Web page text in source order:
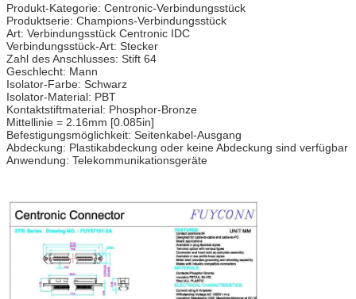
Produkt-Kategorie: Centronic-Verbindungsstück
Produktserie: Champions-Verbindungsstück
Art: Verbindungsstück Centronic IDC
Verbindungsstück-Art: Stecker
Zahl des Anschlusses: Stift 64
Geschlecht: Mann
Isolator-Farbe: Schwarz
Isolator-Material: PBT
Kontaktstiftmaterial: Phosphor-Bronze
Mittellinie = 2.16mm [0.085in]
Befestigungsmöglichkeit: Seitenkabel-Ausgang
Abdeckung: Plastikabdeckung oder keine Abdeckung sind verfügbar
Anwendung: Telekommunikationsgeräte